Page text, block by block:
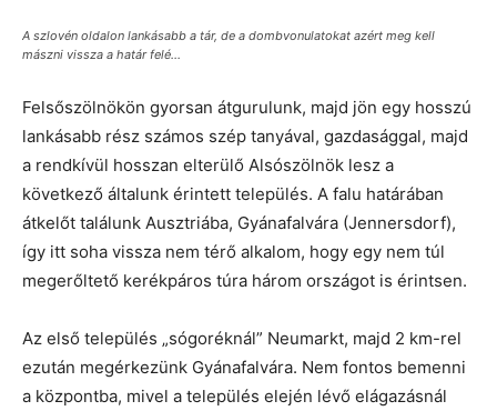
A szlovén oldalon lankásabb a tár, de a dombvonulatokat azért meg kell
mászni vissza a határ felé...
Felsőszölnökön gyorsan átgurulunk, majd jön egy hosszú
lankásabb rész számos szép tanyával, gazdasággal, majd
a rendkívül hosszan elterülő Alsószölnök lesz a
következő általunk érintett település. A falu határában
átkelőt találunk Ausztriába, Gyánafalvára (Jennersdorf),
így itt soha vissza nem térő alkalom, hogy egy nem túl
megerőltető kerékpáros túra három országot is érintsen.
Az első település „sógoréknál” Neumarkt, majd 2 km-rel
ezután megérkezünk Gyánafalvára. Nem fontos bemenni
a központba, mivel a település elején lévő elágazásnál